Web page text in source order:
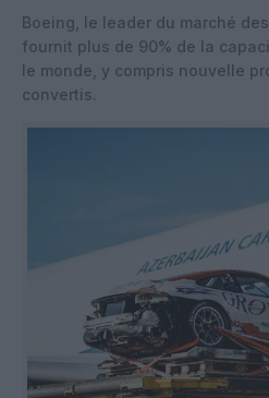
Boeing, le leader du marché
fournit plus de 90% de la
le monde, y compris nouvelle
convertis.